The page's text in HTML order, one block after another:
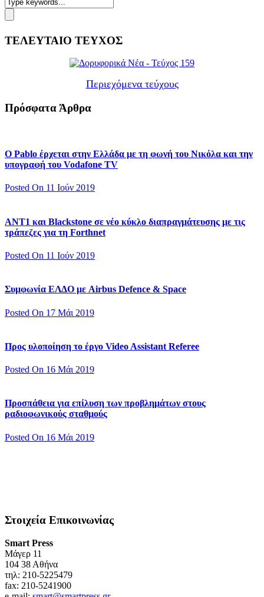
ΤΕΛΕΥΤΑΙΟ ΤΕΥΧΟΣ
Περιεχόμενα τεύχους
Πρόσφατα Άρθρα
Ο Pablo έρχεται στην Ελλάδα με τη φωνή του Νικόλα και την
υπογραφή του Vodafone TV
Posted On 11 Ιούν 2019
ΑΝΤ1 και Blackstone σε νέο κύκλο διαπραγμάτευσης με τις
τράπεζες για τη Forthnet
Posted On 11 Ιούν 2019
Συμφωνία ΕΛΔΟ με Airbus Defence & Space
Posted On 17 Μάι 2019
Προς υλοποίηση το έργο Video Assistant Referee
Posted On 16 Μάι 2019
Προσπάθεια για επίλυση των προβλημάτων στους
ραδιοφωνικούς σταθμούς
Posted On 16 Μάι 2019
Στοιχεία Επικοινωνίας
Smart Press
Mάγερ 11
104 38 Αθήνα
τηλ: 210-5225479
fax: 210-5241900